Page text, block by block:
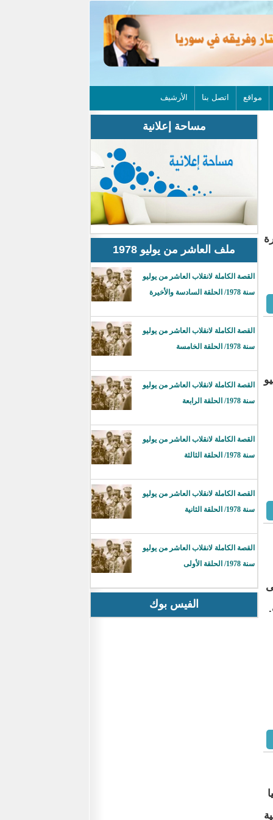
مواقع اتصل بنا الأرشيف
مساحة إعلانية
ملف العاشر من يوليو 1978
القصة الكاملة لانقلاب العاشر من يوليو
سنة 1978/ الحلقة السادسة والأخيرة
القصة الكاملة لانقلاب العاشر من يوليو
سنة 1978/ الحلقة الخامسة
القصة الكاملة لانقلاب العاشر من يوليو
سنة 1978/ الحلقة الرابعة
القصة الكاملة لانقلاب العاشر من يوليو
سنة 1978/ الحلقة الثالثة
القصة الكاملة لانقلاب العاشر من يوليو
سنة 1978/ الحلقة الثانية
القصة الكاملة لانقلاب العاشر من يوليو
سنة 1978/ الحلقة الأولى
الفيس بوك
يوم الخميس 2 يوليو